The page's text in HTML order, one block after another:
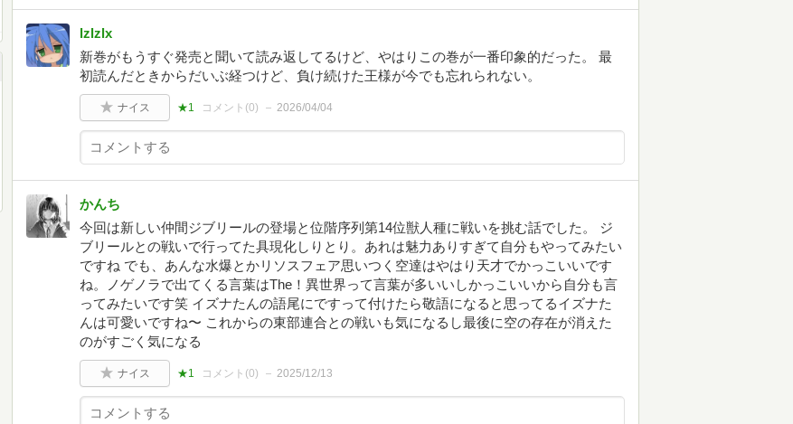
lzlzlx
新巻がもうすぐ発売と聞いて読み返してるけど、やはりこの巻が一番印象的だった。 最
初読んだときからだいぶ経つけど、負け続けた王様が今でも忘れられない。
ナイス ★1 コメント(0) 2026/04/04
かんち
今回は新しい仲間ジブリールの登場と位階序列第14位獣人種に戦いを挑む話でした。 ジ
ブリールとの戦いで行ってた具現化しりとり。あれは魅力ありすぎて自分もやってみたい
ですね でも、あんな水爆とかリソスフェア思いつく空達はやはり天才でかっこいいです
ね。ノゲノラで出てくる言葉はThe！異世界って言葉が多いいしかっこいいから自分も言
ってみたいです笑 イズナたんの語尾にですって付けたら敬語になると思ってるイズナた
んは可愛いですね〜 これからの東部連合との戦いも気になるし最後に空の存在が消えた
のがすごく気になる
ナイス ★1 コメント(0) 2025/12/13